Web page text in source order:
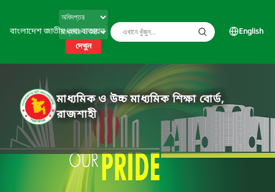
বাংলাদেশ জাতীয় তথ্য বাতায়ন
দেখুন
English
মাধ্যমিক ও উচ্চ মাধ্যমিক শিক্ষা বোর্ড,
রাজশাহী